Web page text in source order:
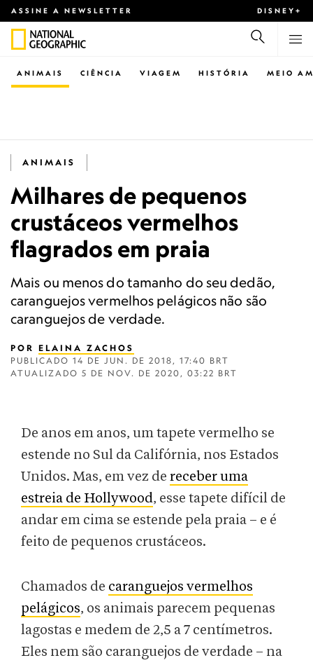
ASSINE A NEWSLETTER DISNEY+
CIÊNCIA VIAGEM
ANIMAIS HISTÓRIA MEIO
ANIMAIS
Milhares de pequenos
crustáceos vermelhos
flagrados em praia
Mais ou menos do tamanho do seu dedão,
caranguejos vermelhos pelágicos não são
caranguejos de verdade.
POR ELAINA ZACHOS
PUBLICADO 14 DE JUN. DE 2018, 17:40 BRT
ATUALIZADO 5 DE NOV. DE 2020, 03:22 BRT
De anos em anos, um tapete vermelho se
estende no Sul da Califórnia, nos Estados
Unidos. Mas, em vez de receber uma
estreia de Hollywood, esse tapete difícil de
andar em cima se estende pela praia – e é
feito de pequenos crustáceos.
Chamados de caranguejos vermelhos
pelágicos, os animais parecem pequenas
lagostas e medem de 2,5 a 7 centímetros.
Eles nem são caranguejos de verdade – na